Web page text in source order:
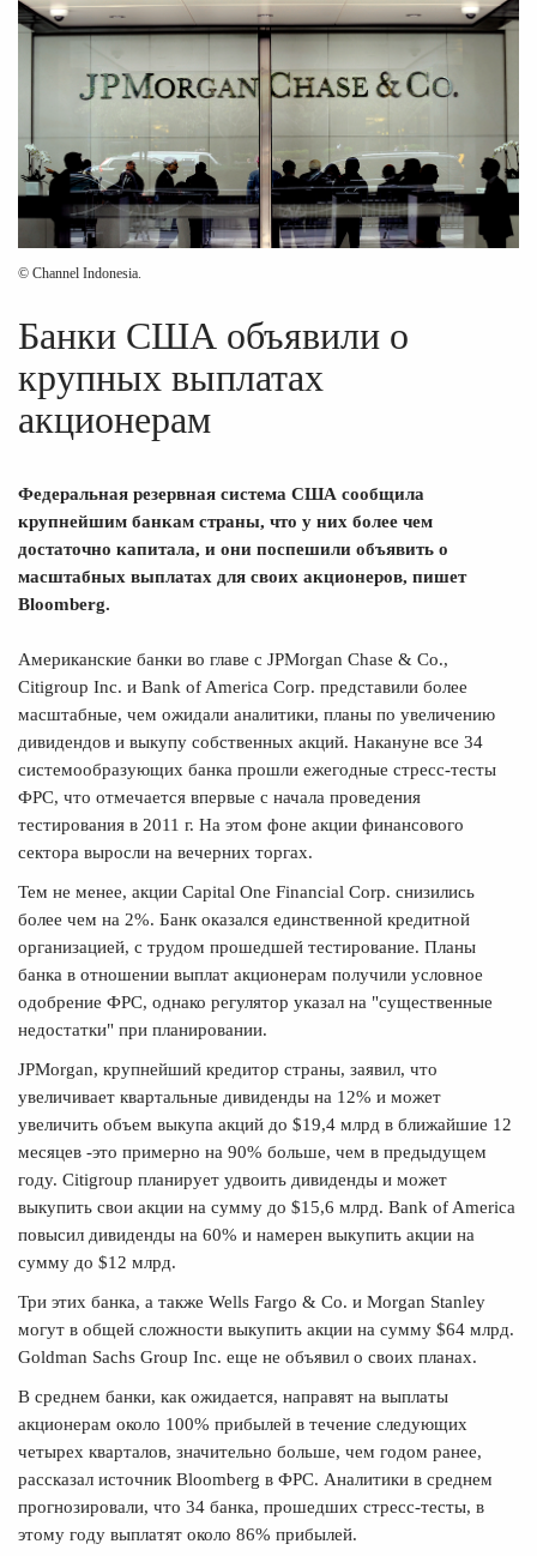
© Channel Indonesia.
Банки США объявили о
крупных выплатах
акционерам
Федеральная резервная система США сообщила
крупнейшим банкам страны, что у них более чем
достаточно капитала, и они поспешили объявить о
масштабных выплатах для своих акционеров, пишет
Bloomberg.
Американские банки во главе с JPMorgan Chase & Co.,
Citigroup Inc. и Bank of America Corp. представили более
масштабные, чем ожидали аналитики, планы по увеличению
дивидендов и выкупу собственных акций. Накануне все 34
системообразующих банка прошли ежегодные стресс-тесты
ФРС, что отмечается впервые с начала проведения
тестирования в 2011 г. На этом фоне акции финансового
сектора выросли на вечерних торгах.
Тем не менее, акции Capital One Financial Corp. снизились
более чем на 2%. Банк оказался единственной кредитной
организацией, с трудом прошедшей тестирование. Планы
банка в отношении выплат акционерам получили условное
одобрение ФРС, однако регулятор указал на "существенные
недостатки" при планировании.
JPMorgan, крупнейший кредитор страны, заявил, что
увеличивает квартальные дивиденды на 12% и может
увеличить объем выкупа акций до $19,4 млрд в ближайшие 12
месяцев -это примерно на 90% больше, чем в предыдущем
году. Citigroup планирует удвоить дивиденды и может
выкупить свои акции на сумму до $15,6 млрд. Bank of America
повысил дивиденды на 60% и намерен выкупить акции на
сумму до $12 млрд.
Три этих банка, а также Wells Fargo & Co. и Morgan Stanley
могут в общей сложности выкупить акции на сумму $64 млрд.
Goldman Sachs Group Inc. еще не объявил о своих планах.
В среднем банки, как ожидается, направят на выплаты
акционерам около 100% прибылей в течение следующих
четырех кварталов, значительно больше, чем годом ранее,
рассказал источник Bloomberg в ФРС. Аналитики в среднем
прогнозировали, что 34 банка, прошедших стресс-тесты, в
этому году выплатят около 86% прибылей.